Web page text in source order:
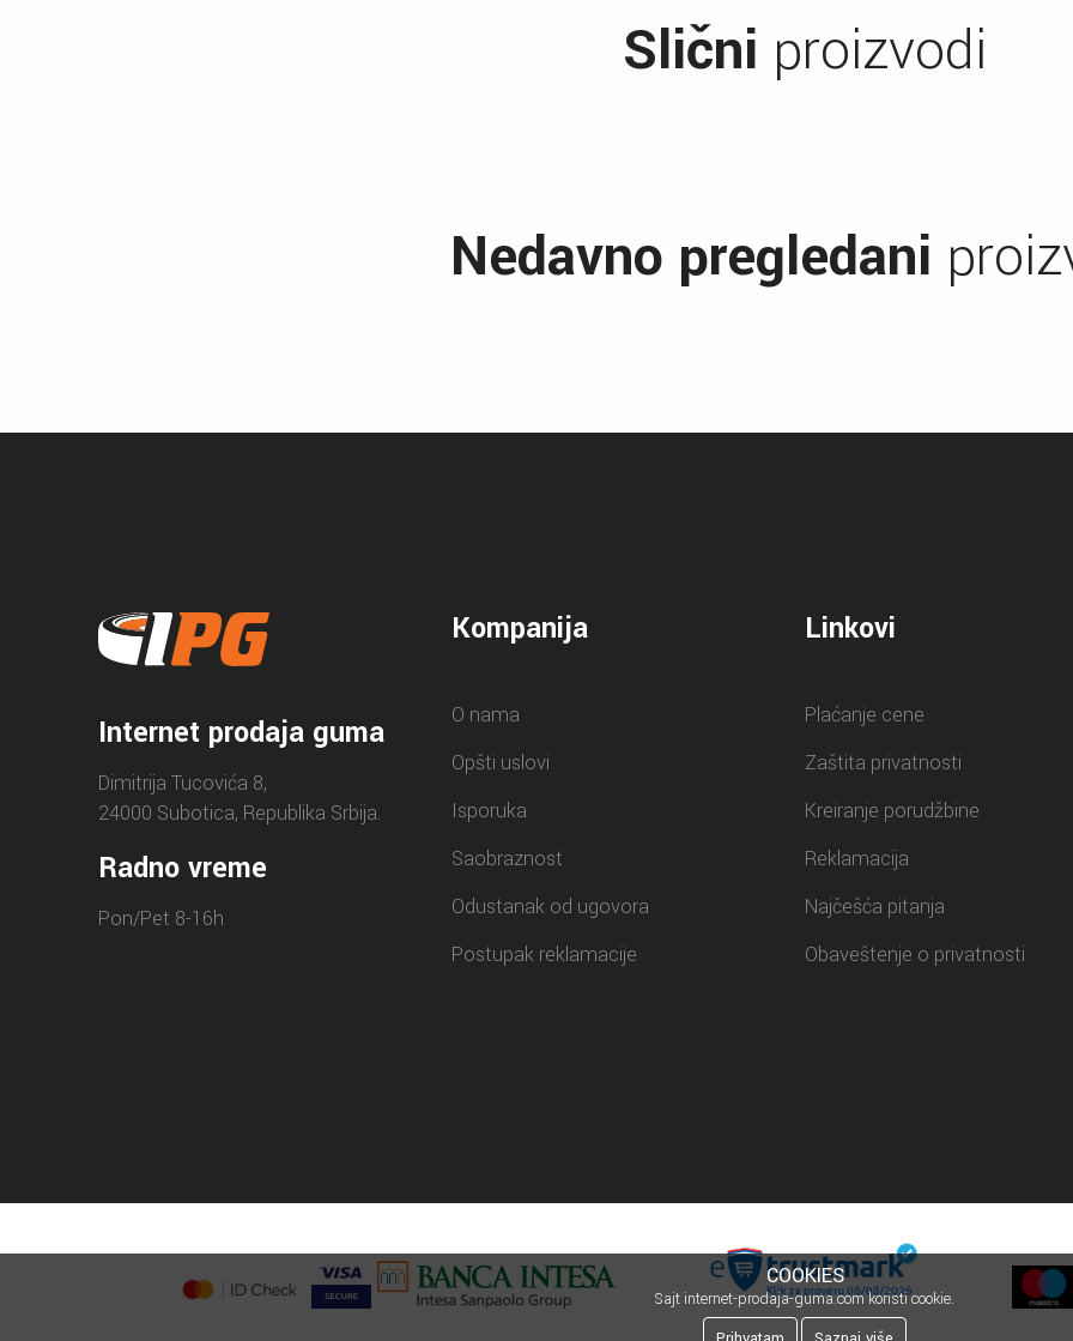
Slični proizvodi
Nedavno pregledani
Internet prodaja guma
Dimitrija Tucovića 8,
24000 Subotica, Republika Srbija.
Radno vreme
Pon/Pet 8-16h
Kompanija
O nama
Opšti uslovi
Isporuka
Saobraznost
Odustanak od ugovora
Postupak reklamacije
Linkovi
Plaćanje cene
Zaštita privatnosti
Kreiranje porudžbine
Reklamacija
Najčešća pitanja
Obaveštenje o privatnosti
COOKIES
Sajt internet-prodaja-guma.com koristi cookie.